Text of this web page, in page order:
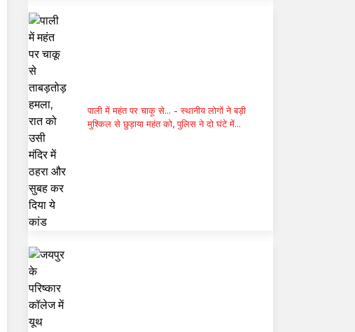
पाली में महंत पर चाकू से... - स्थानीय लोगों ने बड़ी
मुश्किल से छुड़ाया महंत को, पुलिस ने दो घंटे में